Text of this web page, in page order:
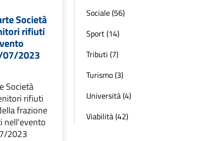
Società
rifiuti
07/2023
Società
rifiuti
frazione
nell'evento
2023
Sociale (56)
Sport (14)
Tributi (7)
Turismo (3)
Università (4)
Viabilità (42)